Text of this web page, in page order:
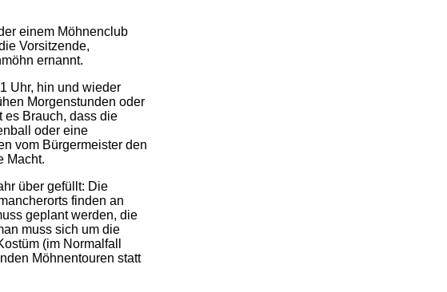
einem Möhnenclub
Vorsitzende,
ernannt.
Uhr, hin und wieder
Morgenstunden oder
es Brauch, dass die
oder eine
vom Bürgermeister den
Macht.
über gefüllt: Die
finden an
geplant werden, die
muss sich um die
(im Normalfall
Möhnentouren statt